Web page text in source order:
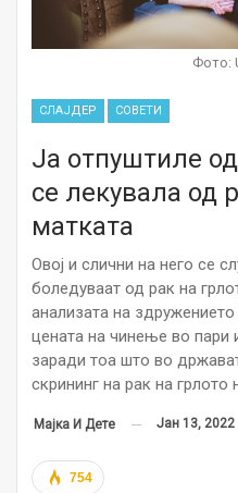
Фото:
СЛАЈДЕР СОВЕТИ
Ја отпуштиле
се лекувала од
матката
Овој и слични на него се
боледуваат од рак на
анализата на
цената на чинење во пари
заради тоа што во
скрининг на рак на грлото
Мајка И Дете Јан 13, 2022
754